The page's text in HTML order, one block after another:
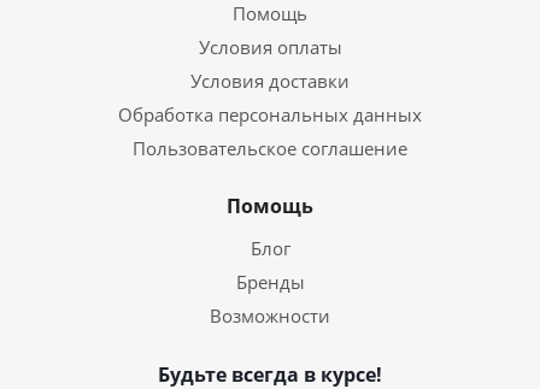
Помощь
Условия оплаты
Условия доставки
Обработка персональных данных
Пользовательское соглашение
Помощь
Блог
Бренды
Возможности
Будьте всегда в курсе!